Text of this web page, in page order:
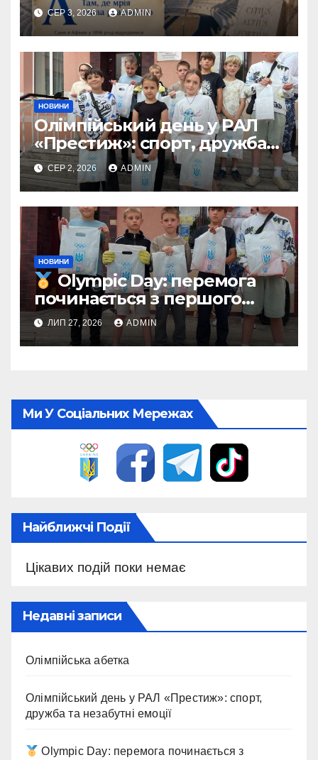
СЕР 3, 2026 ADMIN
НОВИНИ
Олімпійський день у РАЛ
«Престиж»: спорт, дружба
та незабутні емоції
СЕР 2, 2026 ADMIN
НОВИНИ
Olympic Day: перемога
починається з першого
кроку
ЛИП 27, 2026 ADMIN
Ми У Соціальних Мережах
Найближчі Події
Цікавих подій поки немає
Недавні записи
Олімпійська абетка
Олімпійський день у РАЛ «Престиж»: спорт,
дружба та незабутні емоції
Olympic Day: перемога починається з